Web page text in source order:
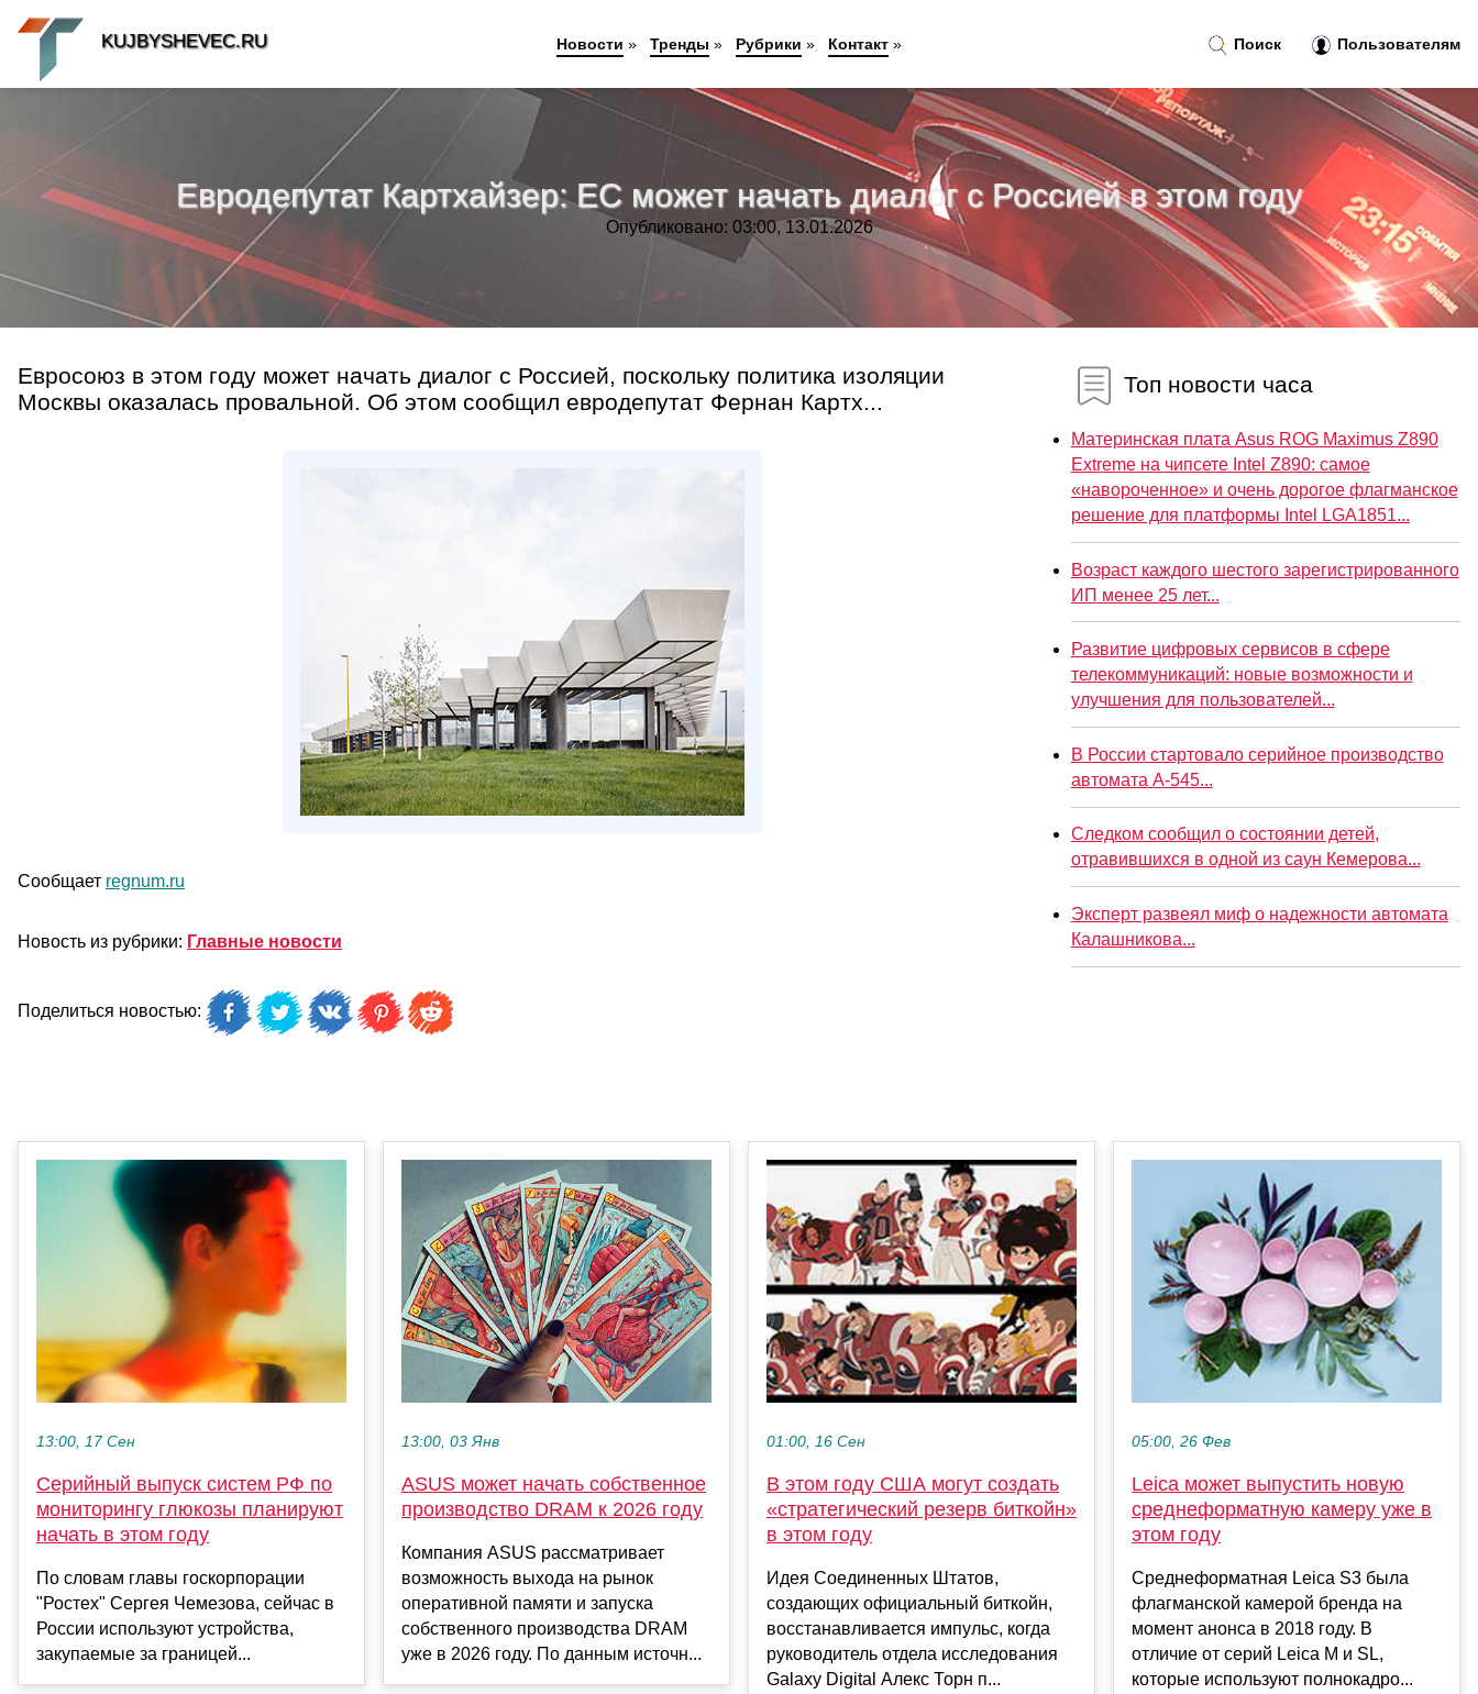
Евродепутат Картхайзер: ЕС может начать диалог с Россией в этом году
Опубликовано: 03:00, 13.01.2026
Евросоюз в этом году может начать диалог с Россией, поскольку политика изоляции
Москвы оказалась провальной. Об этом сообщил евродепутат Фернан Картх...
Сообщает regnum.ru
Новость из рубрики: Главные новости
Поделиться новостью:
Топ новости часа
Материнская плата Asus ROG Maximus Z890
Extreme на чипсете Intel Z890: самое
«навороченное» и очень дорогое флагманское
решение для платформы Intel LGA1851...
Возраст каждого шестого зарегистрированного
ИП менее 25 лет...
Развитие цифровых сервисов в сфере
телекоммуникаций: новые возможности и
улучшения для пользователей...
В России стартовало серийное производство
автомата А-545...
Следком сообщил о состоянии детей,
отравившихся в одной из саун Кемерова...
Эксперт развеял миф о надежности автомата
Калашникова...
13:00, 17 Сен
Серийный выпуск систем РФ по
мониторингу глюкозы планируют
начать в этом году
По словам главы госкорпорации
"Ростех" Сергея Чемезова, сейчас в
России используют устройства,
закупаемые за границей...
13:00, 03 Янв
ASUS может начать собственное
производство DRAM к 2026 году
Компания ASUS рассматривает
возможность выхода на рынок
оперативной памяти и запуска
собственного производства DRAM
уже в 2026 году. По данным источн...
01:00, 16 Сен
В этом году США могут создать
«стратегический резерв биткойн»
в этом году
Идея Соединенных Штатов,
создающих официальный биткойн,
восстанавливается импульс, когда
руководитель отдела исследования
Galaxy Digital Алекс Торн п...
05:00, 26 Фев
Leica может выпустить новую
среднеформатную камеру уже в
этом году
Среднеформатная Leica S3 была
флагманской камерой бренда на
момент анонса в 2018 году. В
отличие от серий Leica M и SL,
которые используют полнокадро...
Поиск Пользователям
KUJBYSHEVEC.RU Новости » Тренды » Рубрики » Контакт»